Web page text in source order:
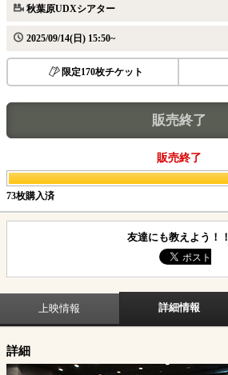
秋葉原UDXシアター
2025/09/14(日) 15:50~
限定170枚チケット
販売終了
販売終了
73枚購入済
友達にも教えよう！！
上映情報 詳細情報
詳細